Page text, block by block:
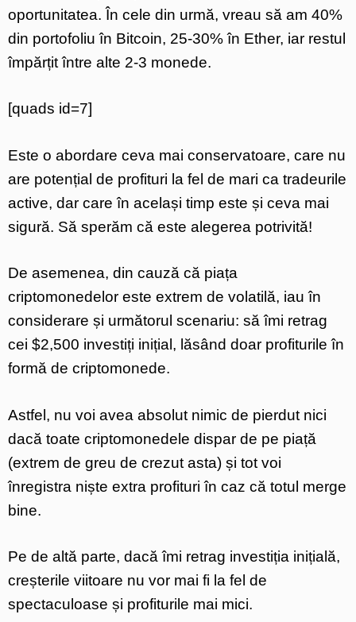
oportunitatea. În cele din urmă, vreau să am 40%
din portofoliu în Bitcoin, 25-30% în Ether, iar restul
împărțit între alte 2-3 monede.
[quads id=7]
Este o abordare ceva mai conservatoare, care nu
are potențial de profituri la fel de mari ca tradeurile
active, dar care în același timp este și ceva mai
sigură. Să sperăm că este alegerea potrivită!
De asemenea, din cauză că piața
criptomonedelor este extrem de volatilă, iau în
considerare și următorul scenariu: să îmi retrag
cei $2,500 investiți inițial, lăsând doar profiturile în
formă de criptomonede.
Astfel, nu voi avea absolut nimic de pierdut nici
dacă toate criptomonedele dispar de pe piață
(extrem de greu de crezut asta) și tot voi
înregistra niște extra profituri în caz că totul merge
bine.
Pe de altă parte, dacă îmi retrag investiția inițială,
creșterile viitoare nu vor mai fi la fel de
spectaculoase și profiturile mai mici.